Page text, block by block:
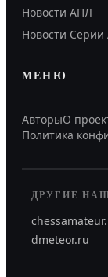
Новости АПЛ
Новости Серии
МЕНЮ
АвторыО
Политика
ДРУГИЕ
dmeteor.ru